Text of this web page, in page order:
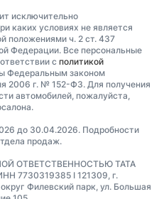
исключительно
каких условиях не является
положениями ч. 2 ст. 437
Федерации. Все персональные
с политикой
Федеральным законом
2006 г. № 152-ФЗ. Для получения
автомобилей, пожалуйста,
до 30.04.2026. Подробности
продаж.
ОТВЕТСТВЕННОСТЬЮ ТАТА
7730319385 I 121309, г.
Филевский парк, ул. Большая